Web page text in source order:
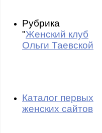
Рубрика
"Женский клуб
Ольги Таевской
Каталог первых
женских сайтов